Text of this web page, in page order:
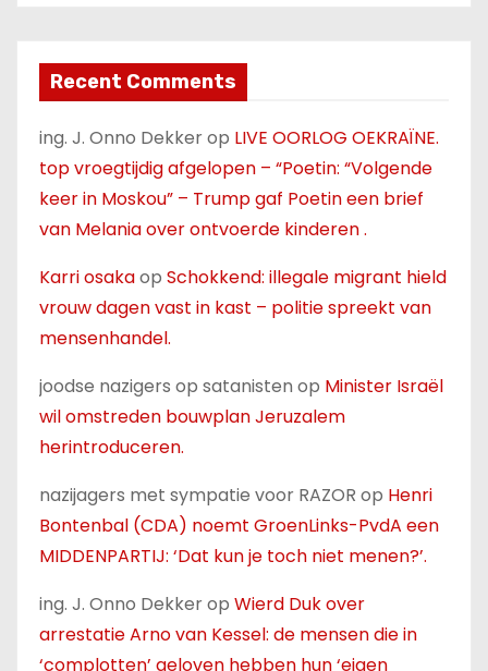
Recent Comments
ing. J. Onno Dekkerop LIVE OORLOG OEKRAÏNE.
top vroegtijdig afgelopen – “Poetin: “Volgende
keer in Moskou” – Trump gaf Poetin een brief
van Melania over ontvoerde kinderen .
Karri osakaop Schokkend: illegale migrant hield
vrouw dagen vast in kast – politie spreekt van
mensenhandel.
joodse nazigers op satanisten op Minister Israël
wil omstreden bouwplan Jeruzalem
herintroduceren.
nazijagers met sympatie voor RAZOR op Henri
Bontenbal (CDA) noemt GroenLinks-PvdA een
MIDDENPARTIJ: ‘Dat kun je toch niet menen?’.
ing. J. Onno Dekkerop Wierd Duk over
arrestatie Arno van Kessel: de mensen die in
‘complotten’ geloven hebben hun ‘eigen